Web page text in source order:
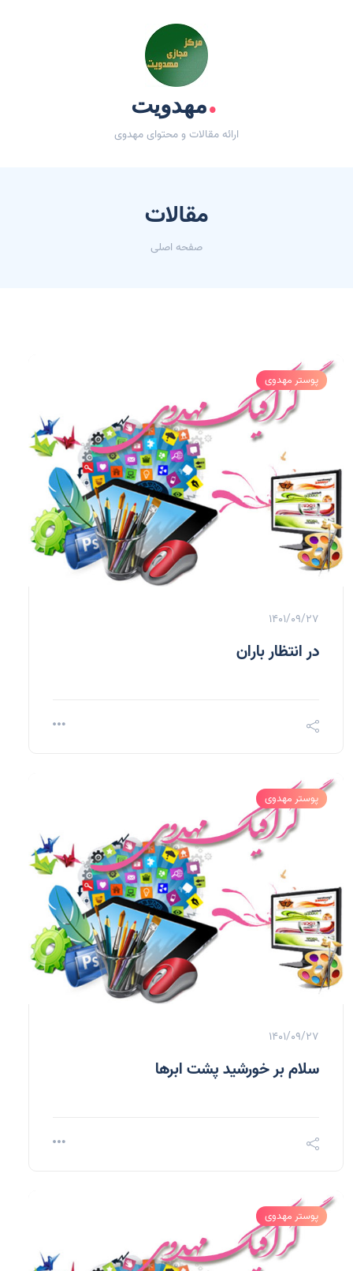
.مهدویت
ارائه مقالات و محتوای مهدوی
مقالات
صفحه اصلی
پوستر مهدوی
1401/09/27
در انتظار باران
پوستر مهدوی
1401/09/27
سلام بر خورشید پشت ابرها
پوستر مهدوی